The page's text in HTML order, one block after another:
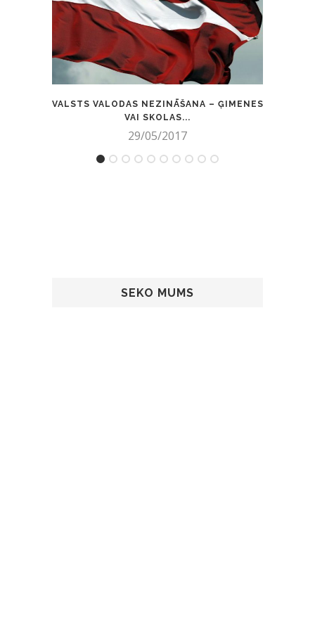
VALSTS VALODAS NEZINĀŠANA – ĢIMENES
VAI SKOLAS...
29/05/2017
SEKO MUMS